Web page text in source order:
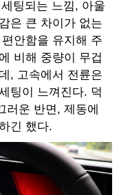
팅되는 느낌, 아울
은 큰 차이가 없는
안함을 유지해 주
비해 중량이 무겁
, 고속에서 전륜은
팅이 느껴진다. 덕
러운 반면, 제동에
긴 했다.